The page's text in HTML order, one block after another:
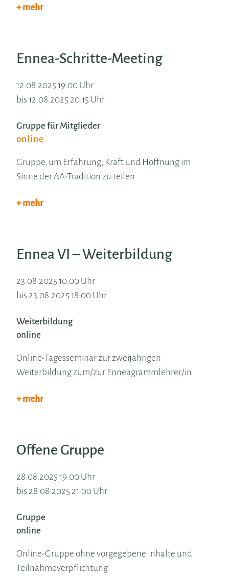
+ mehr
Ennea-Schritte-Meeting
12.08.2025 19:00 Uhr
bis 12.08.2025 20:15 Uhr
Gruppe für Mitglieder
online
Gruppe, um Erfahrung, Kraft und Hoffnung im
Sinne der AA-Tradition zu teilen
+ mehr
Ennea VI – Weiterbildung
23.08.2025 10:00 Uhr
bis 23.08.2025 18:00 Uhr
Weiterbildung
online
Online-Tagesseminar zur zweijährigen
Weiterbildung zum/zur Enneagrammlehrer/in
+ mehr
Offene Gruppe
28.08.2025 19:00 Uhr
bis 28.08.2025 21:00 Uhr
Gruppe
online
Online-Gruppe ohne vorgegebene Inhalte und
Teilnahmeverpflichtung